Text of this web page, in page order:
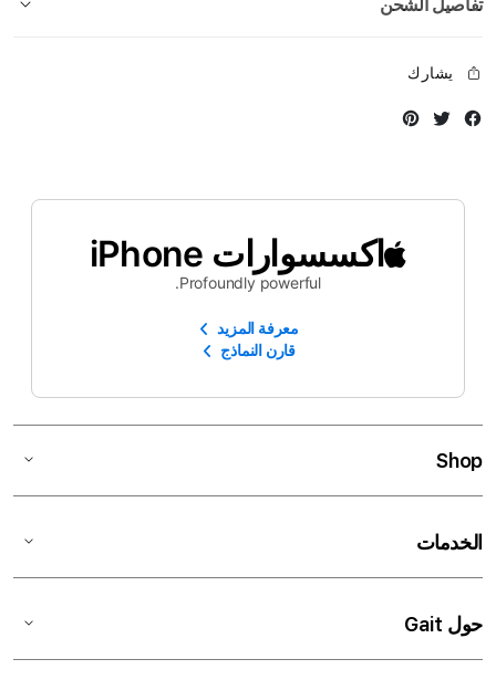
يشارك
Facebook
Twitter
اكسسوارات iPhone
Profoundly powerful.
معرفة المزيد
قارن النماذج
Shop
الخدمات
حول Gait